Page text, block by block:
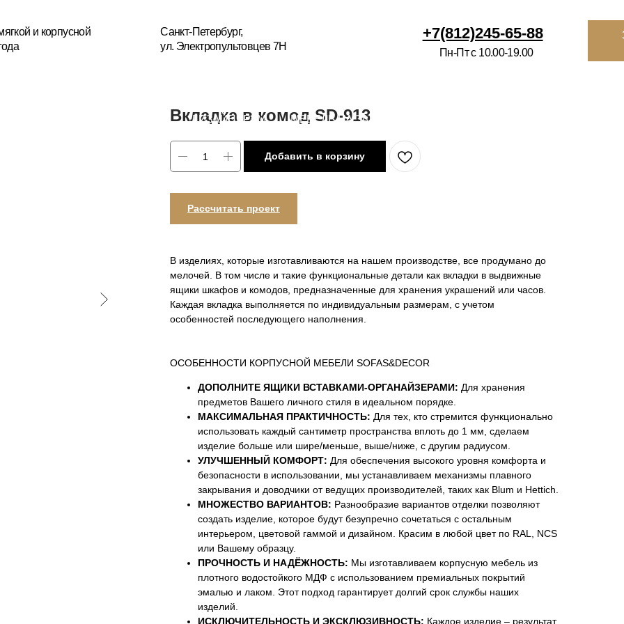
Санкт-Петербург,
ул. Электропультовцев 7Н
Заказать
звонок
Вкладка в комод SD-913
Добавить в корзину
Рассчитать проект
В изделиях, которые изготавливаются на нашем производстве, все продумано до
мелочей. В том числе и такие функциональные детали как вкладки в выдвижные
ящики шкафов и комодов, предназначенные для хранения украшений или часов.
Каждая вкладка выполняется по индивидуальным размерам, с учетом
особенностей последующего наполнения.
ОСОБЕННОСТИ КОРПУСНОЙ МЕБЕЛИ SOFAS&DECOR
ДОПОЛНИТЕ ЯЩИКИ ВСТАВКАМИ-ОРГАНАЙЗЕРАМИ: Для хранения
предметов Вашего личного стиля в идеальном порядке.
МАКСИМАЛЬНАЯ ПРАКТИЧНОСТЬ: Для тех, кто стремится функционально
использовать каждый сантиметр пространства вплоть до 1 мм, сделаем
изделие больше или шире/меньше, выше/ниже, с другим радиусом.
УЛУЧШЕННЫЙ КОМФОРТ: Для обеспечения высокого уровня комфорта и
безопасности в использовании, мы устанавливаем механизмы плавного
закрывания и доводчики от ведущих производителей, таких как Blum и Hettich.
МНОЖЕСТВО ВАРИАНТОВ: Разнообразие вариантов отделки позволяют
создать изделие, которое будут безупречно сочетаться с остальным
интерьером, цветовой гаммой и дизайном. Красим в любой цвет по RAL, NCS
или Вашему образцу.
ПРОЧНОСТЬ И НАДЁЖНОСТЬ: Мы изготавливаем корпусную мебель из
плотного водостойкого МДФ с использованием премиальных покрытий
эмалью и лаком. Этот подход гарантирует долгий срок службы наших
изделий.
ИСКЛЮЧИТЕЛЬНОСТЬ И ЭКСКЛЮЗИВНОСТЬ: Каждое изделие – результат